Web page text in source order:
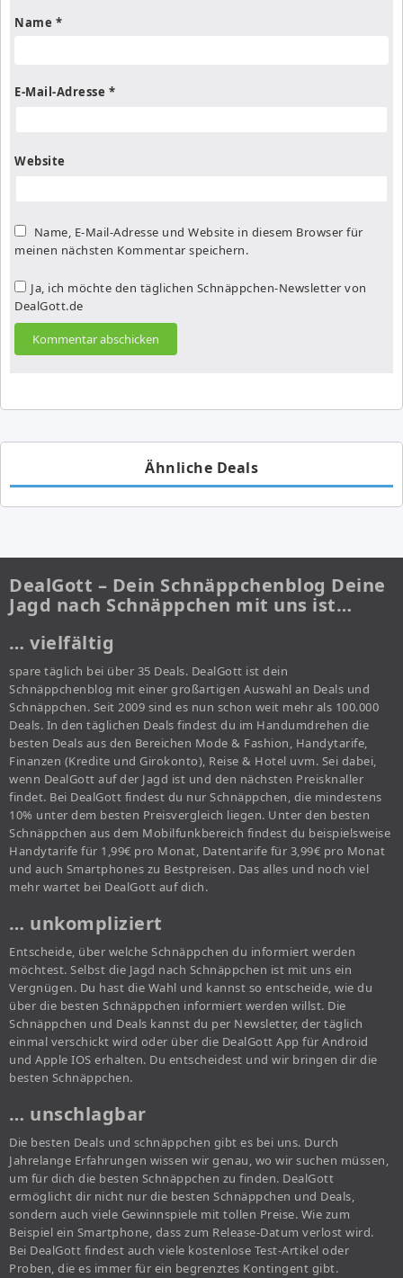
Name *
E-Mail-Adresse *
Website
Name, E-Mail-Adresse und Website in diesem Browser für
meinen nächsten Kommentar speichern.
Ja, ich möchte den täglichen Schnäppchen-Newsletter von
DealGott.de
Ähnliche Deals
DealGott – Dein Schnäppchenblog Deine
Jagd nach Schnäppchen mit uns ist…
… vielfältig
spare täglich bei über 35 Deals. DealGott ist dein
Schnäppchenblog mit einer großartigen Auswahl an Deals und
Schnäppchen. Seit 2009 sind es nun schon weit mehr als 100.000
Deals. In den täglichen Deals findest du im Handumdrehen die
besten Deals aus den Bereichen Mode & Fashion, Handytarife,
Finanzen (Kredite und Girokonto), Reise & Hotel uvm. Sei dabei,
wenn DealGott auf der Jagd ist und den nächsten Preisknaller
findet. Bei DealGott findest du nur Schnäppchen, die mindestens
10% unter dem besten Preisvergleich liegen. Unter den besten
Schnäppchen aus dem Mobilfunkbereich findest du beispielsweise
Handytarife für 1,99€ pro Monat, Datentarife für 3,99€ pro Monat
und auch Smartphones zu Bestpreisen. Das alles und noch viel
mehr wartet bei DealGott auf dich.
… unkompliziert
Entscheide, über welche Schnäppchen du informiert werden
möchtest. Selbst die Jagd nach Schnäppchen ist mit uns ein
Vergnügen. Du hast die Wahl und kannst so entscheide, wie du
über die besten Schnäppchen informiert werden willst. Die
Schnäppchen und Deals kannst du per Newsletter, der täglich
einmal verschickt wird oder über die DealGott App für Android
und Apple IOS erhalten. Du entscheidest und wir bringen dir die
besten Schnäppchen.
… unschlagbar
Die besten Deals und schnäppchen gibt es bei uns. Durch
Jahrelange Erfahrungen wissen wir genau, wo wir suchen müssen,
um für dich die besten Schnäppchen zu finden. DealGott
ermöglicht dir nicht nur die besten Schnäppchen und Deals,
sondern auch viele Gewinnspiele mit tollen Preise. Wie zum
Beispiel ein Smartphone, dass zum Release-Datum verlost wird.
Bei DealGott findest auch viele kostenlose Test-Artikel oder
Proben, die es immer für ein begrenztes Kontingent gibt.